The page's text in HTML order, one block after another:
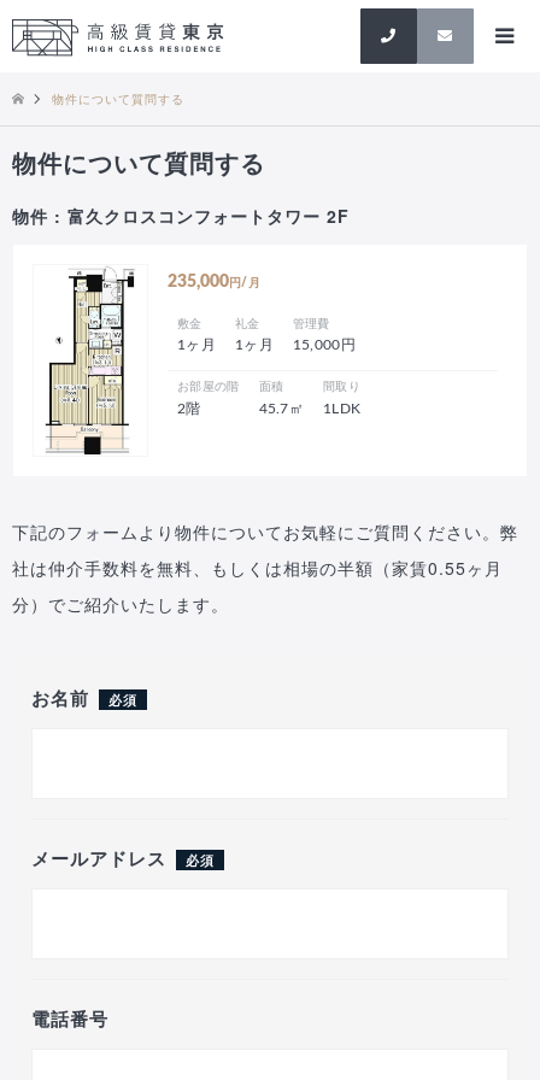
検索
物件について質問する
物件について質問する
物件 : 富久クロスコンフォートタワー 2F
235,000 円/月
敷金
1ヶ月
礼金
1ヶ月
管理費
15,000円
お部屋の階
2階
面積
45.7㎡
間取り
1LDK
下記のフォームより物件についてお気軽にご質問ください。弊
社は仲介手数料を無料、もしくは相場の半額（家賃0.55ヶ月
分）でご紹介いたします。
お名前 必須
メールアドレス 必須
電話番号